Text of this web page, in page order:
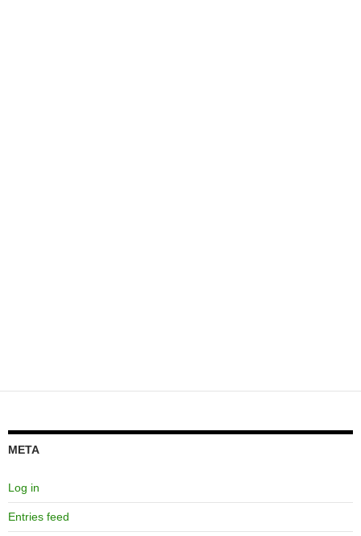
META
Log in
Entries feed